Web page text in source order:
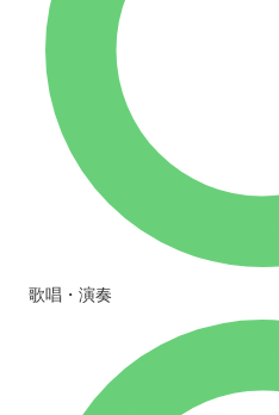
歌唱・演奏